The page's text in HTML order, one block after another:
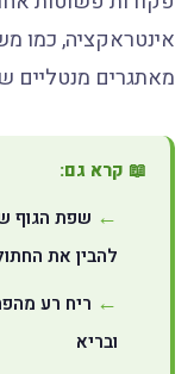
אינטראקציה, כמו
מאתגרים מנטליים
📖 קרא גם:
שפת הגוף
להבין את
ריח רע
ובריא